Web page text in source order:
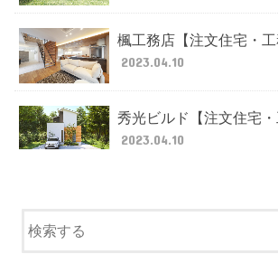
楓工務店【注文住宅・工
2023.04.10
秀光ビルド【注文住宅・
2023.04.10